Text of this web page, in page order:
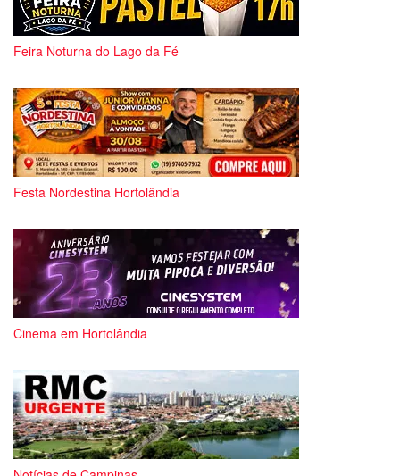
Feira Noturna do Lago da Fé
Festa Nordestina Hortolândia
Cinema em Hortolândia